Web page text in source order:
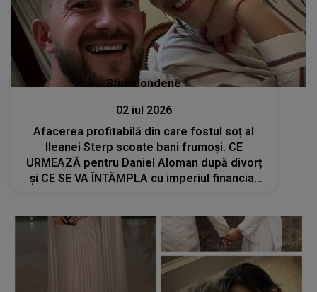
Stiri mondene
02 iul 2026
Afacerea profitabilă din care fostul soț al
Ileanei Sterp scoate bani frumoși. CE
URMEAZĂ pentru Daniel Aloman după divorț
și CE SE VA ÎNTÂMPLA cu imperiul financiar